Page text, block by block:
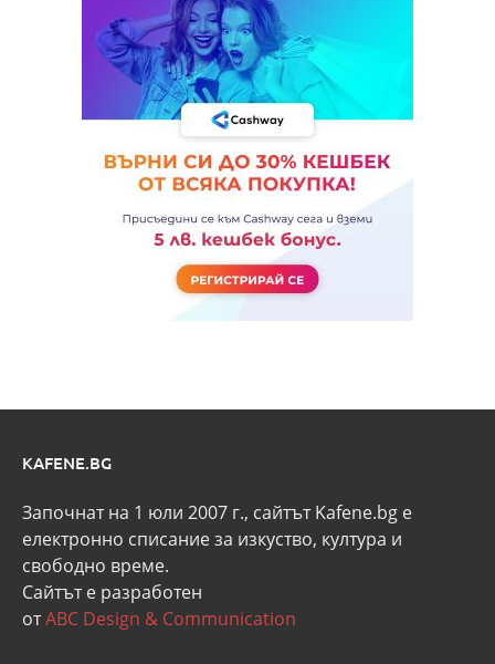
KAFENE.BG
Започнат на 1 юли 2007 г., сайтът Kafene.bg e
eлектронно списание за изкуство, култура и
свободно време.
Сайтът е разработен
отABC Design & Communication